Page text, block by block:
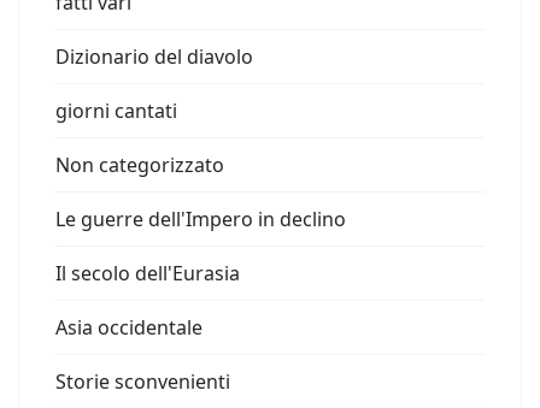
Dizionario del diavolo
giorni cantati
Non categorizzato
Le guerre dell'Impero in declino
Il secolo dell'Eurasia
Asia occidentale
Storie sconvenienti